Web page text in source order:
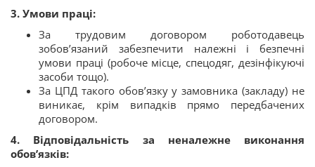
3. Умови праці:
За трудовим договором роботодавець
зобов’язаний забезпечити належні і безпечні
умови праці (робоче місце, спецодяг, дезінфікуючі
засоби тощо).
За ЦПД такого обов’язку у замовника (закладу) не
виникає, крім випадків прямо передбачених
договором.
4. Відповідальність за неналежне виконання
обов’язків: